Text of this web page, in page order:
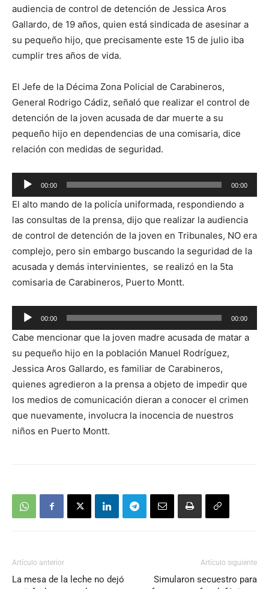
audiencia de control de detención de Jessica Aros
Gallardo, de 19 años, quien está sindicada de asesinar a
su pequeño hijo, que precisamente este 15 de julio iba
cumplir tres años de vida.
El Jefe de la Décima Zona Policial de Carabineros,
General Rodrigo Cádiz, señaló que realizar el control de
detención de la joven acusada de dar muerte a su
pequeño hijo en dependencias de una comisaria, dice
relación con medidas de seguridad.
Reproductor
de
audio
00:00 00:00
El alto mando de la policía uniformada, respondiendo a
las consultas de la prensa, dijo que realizar la audiencia
de control de detención de la joven en Tribunales, NO era
complejo, pero sin embargo buscando la seguridad de la
acusada y demás intervinientes, se realizó en la 5ta
comisaria de Carabineros, Puerto Montt.
Reproductor
de
audio
00:00 00:00
Cabe mencionar que la joven madre acusada de matar a
su pequeño hijo en la población Manuel Rodríguez,
Jessica Aros Gallardo, es familiar de Carabineros,
quienes agredieron a la prensa a objeto de impedir que
los medios de comunicación dieran a conocer el crimen
que nuevamente, involucra la inocencia de nuestros
niños en Puerto Montt.
Artículo anterior
La mesa de la leche no dejó
Artículo siguiente
Simularon secuestro para